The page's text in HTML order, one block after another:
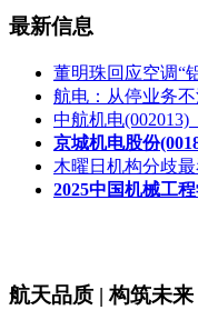
最新信息
董明珠回应空调“
航电：从停业务
中航机电
京城机电股份
木曜日机构分歧
2025中国机械工
航天品质 | 构筑未来